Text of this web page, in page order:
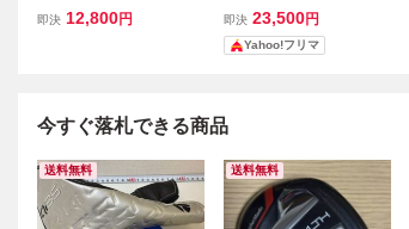
ーメイド 3W ステルス 1
即決 12,800円
フェアウェイウッド ヘッ
ド単品 3w 15度 FW 日本
正規品 ヘッドカバー無し
即決 23,500円
Yahoo!フリマ
今すぐ落札できる商品
送料無料 送料無料